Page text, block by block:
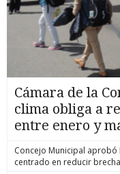
Cámara de la
clima obliga a
entre enero y
Concejo Municipal
centrado en reducir